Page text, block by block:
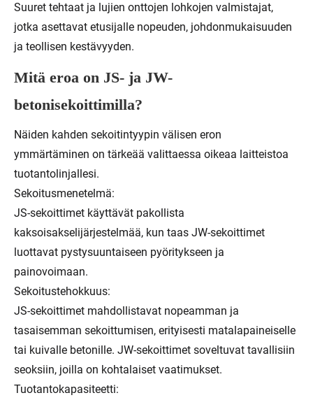
Suuret tehtaat ja lujien onttojen lohkojen valmistajat,
jotka asettavat etusijalle nopeuden, johdonmukaisuuden
ja teollisen kestävyyden.
Mitä eroa on JS- ja JW-
betonisekoittimilla?
Näiden kahden sekoitintyypin välisen eron
ymmärtäminen on tärkeää valittaessa oikeaa laitteistoa
tuotantolinjallesi.
Sekoitusmenetelmä:
JS-sekoittimet käyttävät pakollista
kaksoisakselijärjestelmää, kun taas JW-sekoittimet
luottavat pystysuuntaiseen pyöritykseen ja
painovoimaan.
Sekoitustehokkuus:
JS-sekoittimet mahdollistavat nopeamman ja
tasaisemman sekoittumisen, erityisesti matalapaineiselle
tai kuivalle betonille. JW-sekoittimet soveltuvat tavallisiin
seoksiin, joilla on kohtalaiset vaatimukset.
Tuotantokapasiteetti: